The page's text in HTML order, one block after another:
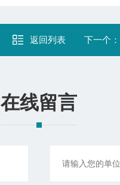
返回列表 下一个：
在线留言